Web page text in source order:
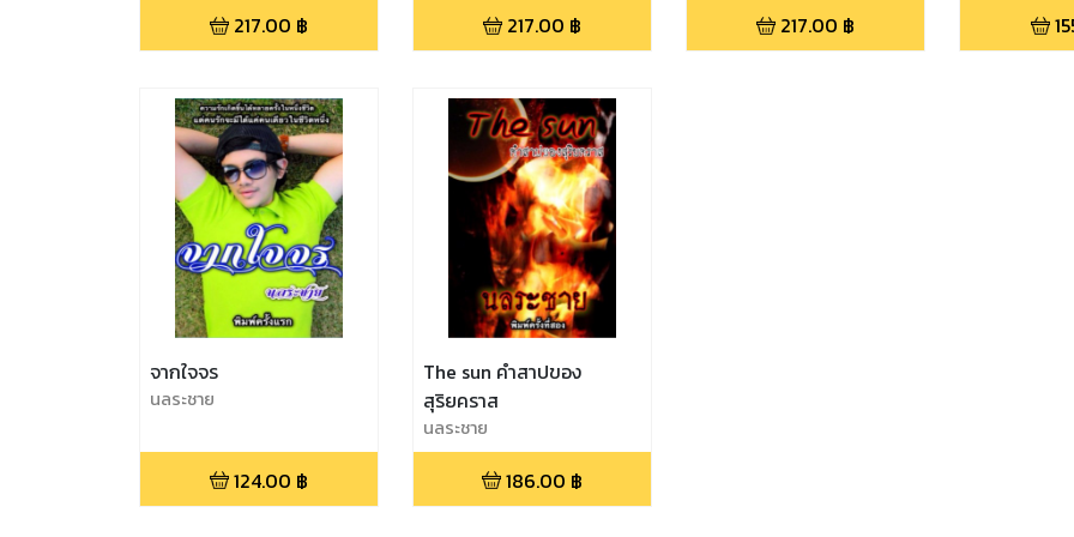
217.00 ฿ 217.00 ฿ 217.00 ฿
จากใจจร
นลระชาย
124.00 ฿
The sun คำสาปของ
สุริยคราส
นลระชาย
186.00 ฿